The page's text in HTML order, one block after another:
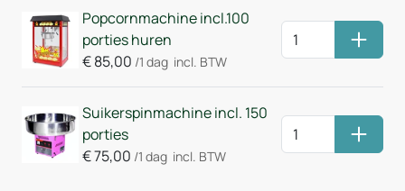
Popcornmachine incl.100
porties huren
€85,00 /1 dag incl. BTW
Suikerspinmachine incl. 150
porties
€75,00 /1 dag incl. BTW